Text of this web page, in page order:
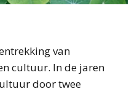
van
cultuur. In de jaren
door twee